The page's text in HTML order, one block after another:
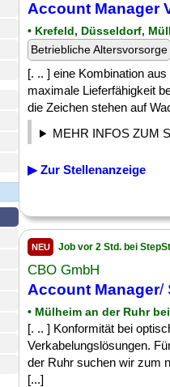
Account Manager
• Krefeld, Düsseldorf,
Betriebliche Altersvorsorge
[. .. ] eine Kombination
maximale Lieferfähigkeit
die Zeichen stehen auf
MEHR INFOS ZUM
▶ Zur Stellenanzeige
NEU Job vor 2 Std. bei
CBO GmbH
Account Manager/
• Mülheim an der Ruhr
[. .. ] Konformität bei
Verkabelungslösungen.
der Ruhr suchen wir zum
[...]